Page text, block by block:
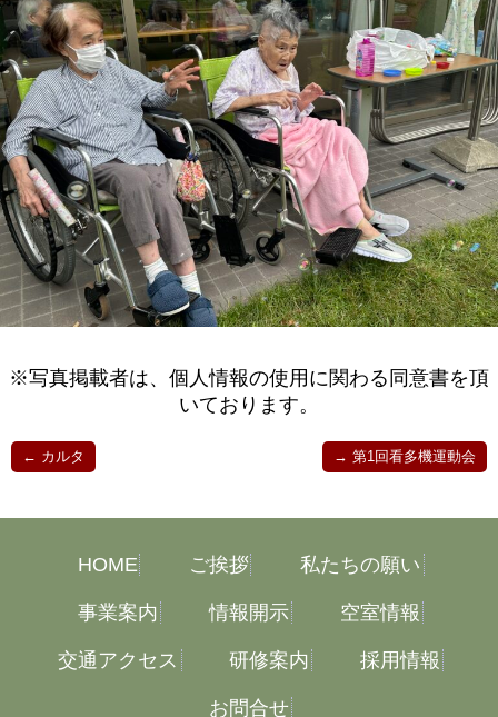
※写真掲載者は、個人情報の使用に関わる同意書を頂
いております。
← カルタ → 第1回看多機運動会
HOME ご挨拶 私たちの願い
事業案内 情報開示 空室情報
交通アクセス 研修案内 採用情報
お問合せ